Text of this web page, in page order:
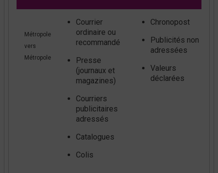
Métropole
vers
Métropole
Courrier
ordinaire ou
recommandé
Presse
(journaux et
magazines)
Courriers
publicitaires
adressés
Catalogues
Colis
Chronopost
Publicités non
adressées
Valeurs
déclarées